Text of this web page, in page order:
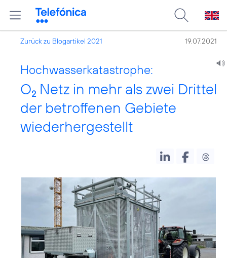
Zurück zu Blogartikel 2021 19.07.2021
Hochwasserkatastrophe:
O2 Netz in mehr als zwei Drittel
der betroffenen Gebiete
wiederhergestellt